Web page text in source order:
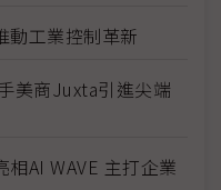
動工業控制革新
美商Juxta引進尖端
AI WAVE 主打企業